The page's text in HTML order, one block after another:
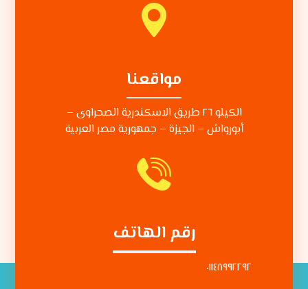
مواقعنا
الكيلو ٢٦ طريق الاسكندرية الصحراوى –
أبورواش – الجيزة – جمهورية مصر العربية
رقم الهاتف
٠١١٤٨٩٩٢٢٩٢